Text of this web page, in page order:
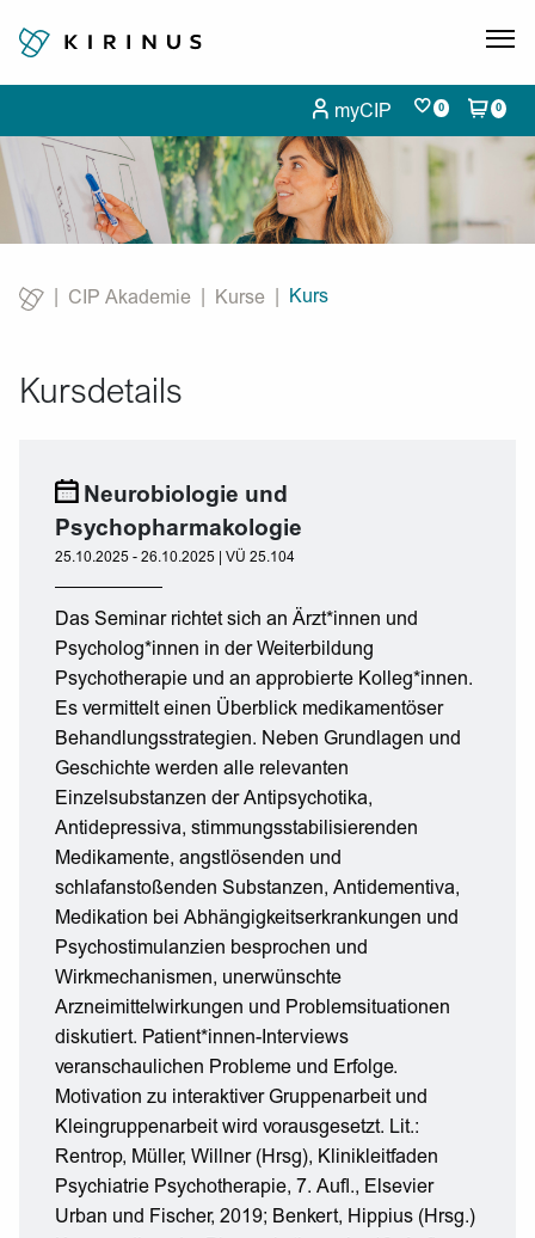
myCIP 0 0
CIP Akademie Kurse
Current:
Kurs
Kursdetails
Neurobiologie und
Psychopharmakologie
25.10.2025 - 26.10.2025 | VÜ 25.104
Das Seminar richtet sich an Ärzt*innen und
Psycholog*innen in der Weiterbildung
Psychotherapie und an approbierte Kolleg*innen.
Es vermittelt einen Überblick medikamentöser
Behandlungsstrategien. Neben Grundlagen und
Geschichte werden alle relevanten
Einzelsubstanzen der Antipsychotika,
Antidepressiva, stimmungsstabilisierenden
Medikamente, angstlösenden und
schlafanstoßenden Substanzen, Antidementiva,
Medikation bei Abhängigkeitserkrankungen und
Psychostimulanzien besprochen und
Wirkmechanismen, unerwünschte
Arzneimittelwirkungen und Problemsituationen
diskutiert. Patient*innen-Interviews
veranschaulichen Probleme und Erfolge.
Motivation zu interaktiver Gruppenarbeit und
Kleingruppenarbeit wird vorausgesetzt. Lit.:
Rentrop, Müller, Willner (Hrsg), Klinikleitfaden
Psychiatrie Psychotherapie, 7. Aufl., Elsevier
Urban und Fischer, 2019; Benkert, Hippius (Hrsg.)